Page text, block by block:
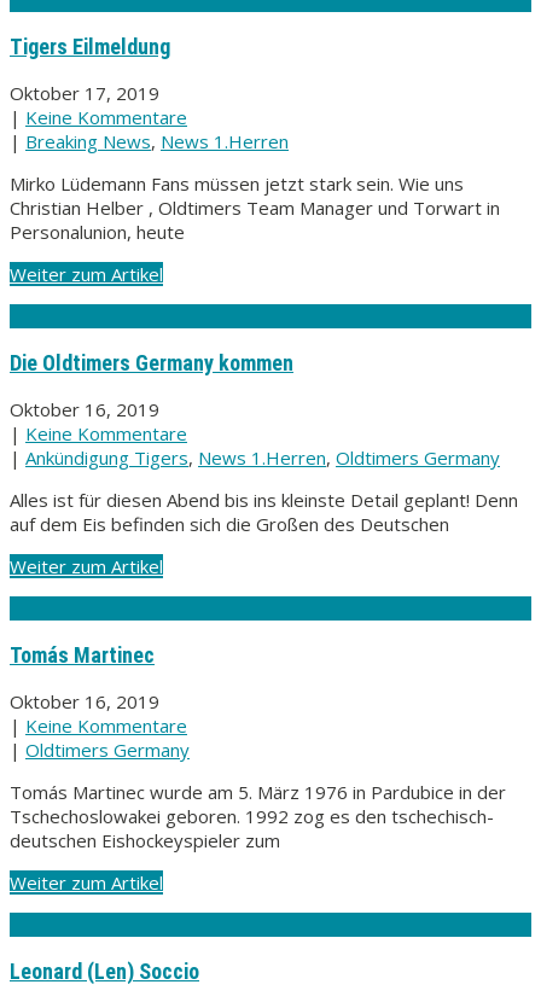
Tigers Eilmeldung
Oktober 17, 2019
| Keine Kommentare
| Breaking News, News 1.Herren
Mirko Lüdemann Fans müssen jetzt stark sein. Wie uns
Christian Helber , Oldtimers Team Manager und Torwart in
Personalunion, heute
Weiter zum Artikel
Die Oldtimers Germany kommen
Oktober 16, 2019
| Keine Kommentare
| Ankündigung Tigers, News 1.Herren, Oldtimers Germany
Alles ist für diesen Abend bis ins kleinste Detail geplant! Denn
auf dem Eis befinden sich die Großen des Deutschen
Weiter zum Artikel
Tomás Martinec
Oktober 16, 2019
| Keine Kommentare
| Oldtimers Germany
Tomás Martinec wurde am 5. März 1976 in Pardubice in der
Tschechoslowakei geboren. 1992 zog es den tschechisch-
deutschen Eishockeyspieler zum
Weiter zum Artikel
Leonard (Len) Soccio